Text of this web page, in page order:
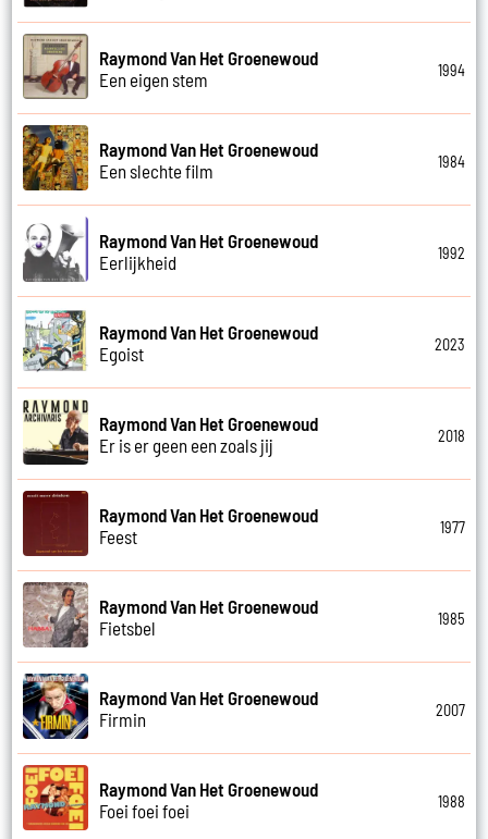
Raymond Van Het Groenewoud
Een eigen stem
1994
Raymond Van Het Groenewoud
Een slechte film
1984
Raymond Van Het Groenewoud
Eerlijkheid
1992
Raymond Van Het Groenewoud
Egoist
2023
Raymond Van Het Groenewoud
Er is er geen een zoals jij
2018
Raymond Van Het Groenewoud
Feest
1977
Raymond Van Het Groenewoud
Fietsbel
1985
Raymond Van Het Groenewoud
Firmin
2007
Raymond Van Het Groenewoud
Foei foei foei
1988